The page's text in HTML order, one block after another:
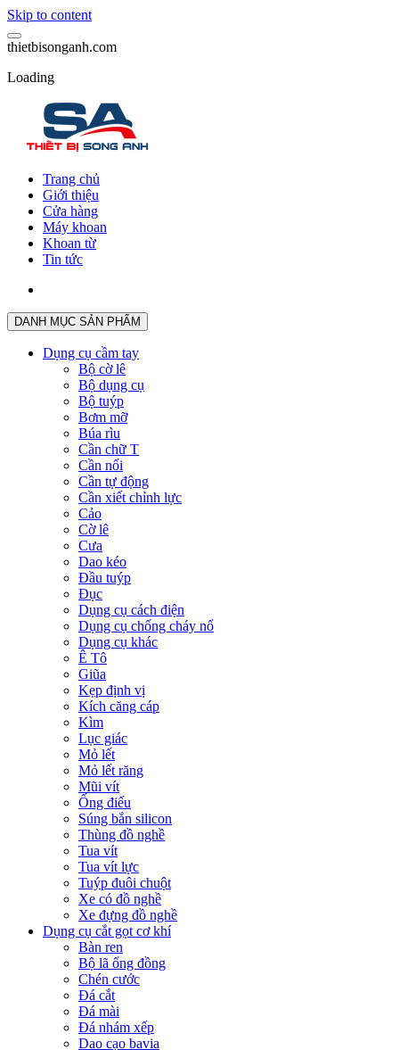
Skip to content
thietbisonganh.com
Loading
Trang chủ
Giới thiệu
Cửa hàng
Máy khoan
Khoan từ
Tin tức
DANH MỤC SẢN PHẨM
Dụng cụ cầm tay
Bộ cờ lê
Bộ dụng cụ
Bộ tuýp
Bơm mỡ
Búa rìu
Cần chữ T
Cần nối
Cần tự động
Cần xiết chỉnh lực
Cảo
Cờ lê
Cưa
Dao kéo
Đầu tuýp
Đục
Dụng cụ cách điện
Dụng cụ chống cháy nổ
Dụng cụ khác
Ê Tô
Giũa
Kẹp định vị
Kích căng cáp
Kìm
Lục giác
Mỏ lết
Mỏ lết răng
Mũi vít
Ống điếu
Súng bắn silicon
Thùng đồ nghề
Tua vít
Tua vít lực
Tuýp đuôi chuột
Xe có đồ nghề
Xe đựng đồ nghề
Dụng cụ cắt gọt cơ khí
Bàn ren
Bộ lã ống đồng
Chén cước
Đá cắt
Đá mài
Đá nhám xếp
Dao cạo bavia